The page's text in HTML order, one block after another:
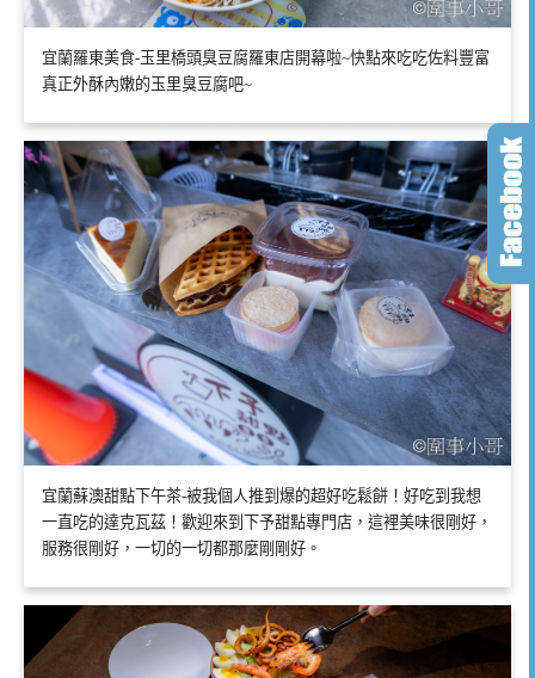
宜蘭羅東美食-玉里橋頭臭豆腐羅東店開幕啦~快點來吃吃佐料豐富
真正外酥內嫩的玉里臭豆腐吧~
宜蘭蘇澳甜點下午茶-被我個人推到爆的超好吃鬆餅！好吃到我想
一直吃的達克瓦茲！歡迎來到下予甜點專門店，這裡美味很剛好，
服務很剛好，一切的一切都那麼剛剛好。